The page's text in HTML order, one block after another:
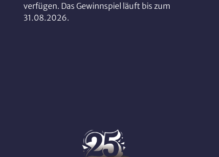
verfügen. Das Gewinnspiel läuft bis zum
31.08.2026.